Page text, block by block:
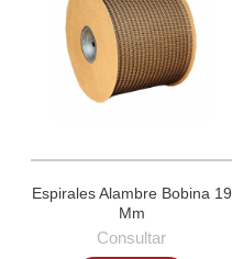
Espirales Alambre Bobina 19
Mm
Consultar